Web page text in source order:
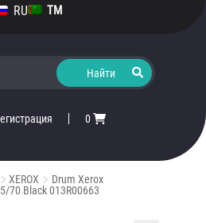
RU TM
0
XEROX
Drum Xerox
70 Black 013R00663